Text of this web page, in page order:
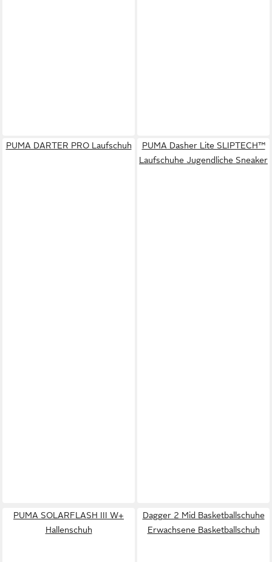
PUMA DARTER PRO Laufschuh
PUMA Dasher Lite SLIPTECH™
Laufschuhe Jugendliche Sneaker
PUMA SOLARFLASH III W+
Hallenschuh
Dagger 2 Mid Basketballschuhe
Erwachsene Basketballschuh